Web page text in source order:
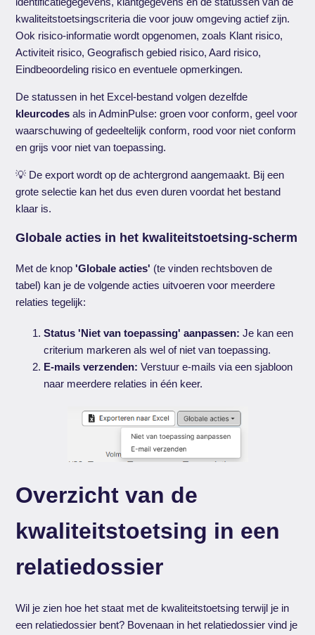
kwaliteitstoetsingscriteria die voor jouw omgeving actief zijn.
Ook risico-informatie wordt opgenomen, zoals Klant risico,
Activiteit risico, Geografisch gebied risico, Aard risico,
Eindbeoordeling risico en eventuele opmerkingen.
De statussen in het Excel-bestand volgen dezelfde
kleurcodes als in AdminPulse: groen voor conform, geel voor
waarschuwing of gedeeltelijk conform, rood voor niet conform
en grijs voor niet van toepassing.
💡 De export wordt op de achtergrond aangemaakt. Bij een
grote selectie kan het dus even duren voordat het bestand
klaar is.
Globale acties in het kwaliteitstoetsing-scherm
Met de knop'Globale acties' (te vinden rechtsboven de
tabel) kan je de volgende acties uitvoeren voor meerdere
relaties tegelijk:
Status 'Niet van toepassing' aanpassen: Je kan een
criterium markeren als wel of niet van toepassing.
E-mails verzenden: Verstuur e-mails via een sjabloon
naar meerdere relaties in één keer.
Overzicht van de
kwaliteitstoetsing in een
relatiedossier
Wil je zien hoe het staat met de kwaliteitstoetsing terwijl je in
een relatiedossier bent? Bovenaan in het relatiedossier vind je